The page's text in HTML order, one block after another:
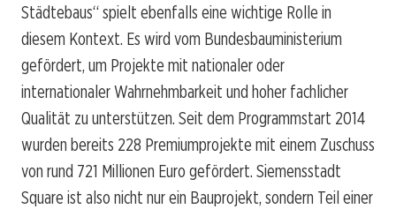
Städtebaus“ spielt ebenfalls eine wichtige Rolle in
diesem Kontext. Es wird vom Bundesbauministerium
gefördert, um Projekte mit nationaler oder
internationaler Wahrnehmbarkeit und hoher fachlicher
Qualität zu unterstützen. Seit dem Programmstart 2014
wurden bereits 228 Premiumprojekte mit einem Zuschuss
von rund 721 Millionen Euro gefördert. Siemensstadt
Square ist also nicht nur ein Bauprojekt, sondern Teil einer